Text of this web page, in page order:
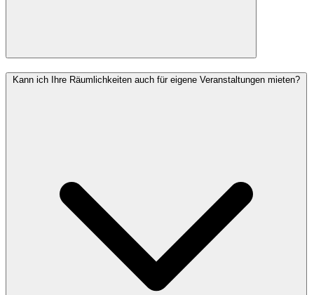
Kann ich Ihre Räumlichkeiten auch für eigene Veranstaltungen mieten?